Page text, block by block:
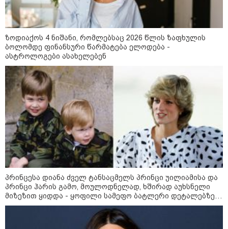
უკრაინამ ბელგოროდზე
დრონებით იერიში მიიტანა,
დაიღუპა 3 ადამიანი და
დაშავდა 25
10:17 / 09-08-2026
რუსებმა ხარკოვს და ოდესას
დაარტყეს, არიან დაღუპულები
და დაშავებულები - რა
ინფორმაციას ავრცელებს
ხარკოვის მერი?
10:02 / 09-08-2026
"ქართული ოცნება” ხელს
უწყობს ირანული
ტერორისტული ქსელების
უკანონო გაფართოებას, თუმცა
მაინც ამერიკას უყენებს
მოთხოვნებს?" - ჯო უილსონი
კატეგორიის ყველა სიახლე
ზოდიაქოს 4 ნიშანი, რომლებსაც 2026 წლის ზაფხულის
ბოლომდე ფინანსური წარმატება ელოდება -
ასტროლოგები ასახელებენ
პრინცესა დიანა ძველ ტანსაცმელს პრინცი უილიამისა და
პრინცი ჰარის გამო, მოულოდნელად, ხშირად აუხსნელი
მიზეზით ყიდდა - ყოფილი სამეფო ბატლერი დეტალებზე
საკუთარ წიგნში საუბრობს